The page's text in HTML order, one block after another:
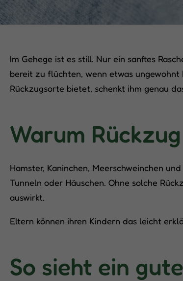
Im Gehege ist es still. Nur ein sanftes
bereit zu flüchten, wenn etwas
Rückzugsorte bietet, schenkt ihm genau
Warum
Hamster, Kaninchen, Meerschweinchen
Tunneln oder Häuschen. Ohne solche
auswirkt.
Eltern können ihren Kindern das leicht
So sieht ein